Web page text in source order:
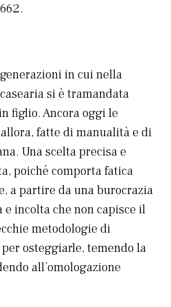
in cui nella
si è tramandata
figlio. Ancora oggi le
fatte di manualità e di
Una scelta precisa e
poiché comporta fatica
a partire da una burocrazia
e incolta che non capisce il
metodologie di
osteggiarle, temendo la
all’omologazione